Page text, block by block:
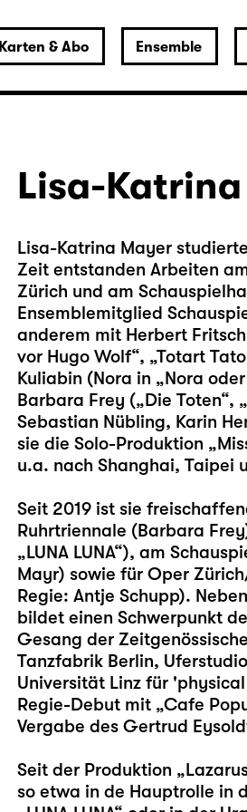
Karten & Abo Ensemble
Lisa-
Lisa-Katrina Mayer
Zeit entstanden Arbeiten
Zürich und am
Ensemblemitglied
anderem mit Herbert
vor Hugo Wolf“, „Totart
Kuliabin (Nora in „Nora
Barbara Frey („Die Toten“,
Sebastian Nübling, Karin
sie die Solo-Produktion
u.a. nach Shanghai, Taipei
Seit 2019 ist sie
Ruhrtriennale (Barbara
„LUNA LUNA“), am
Mayr) sowie für Oper
Regie: Antje Schupp).
bildet einen Schwerpunkt
Gesang der
Tanzfabrik Berlin,
Universität Linz für
Regie-Debut mit „Cafe
Vergabe des Gertrud
Seit der Produktion „
so etwa in de Hauptrolle in